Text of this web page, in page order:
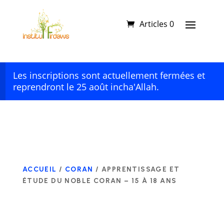
Articles 0
Les inscriptions sont actuellement fermées et
reprendront le 25 août incha'Allah.
ACCUEIL / CORAN / APPRENTISSAGE ET
ÉTUDE DU NOBLE CORAN – 15 À 18 ANS